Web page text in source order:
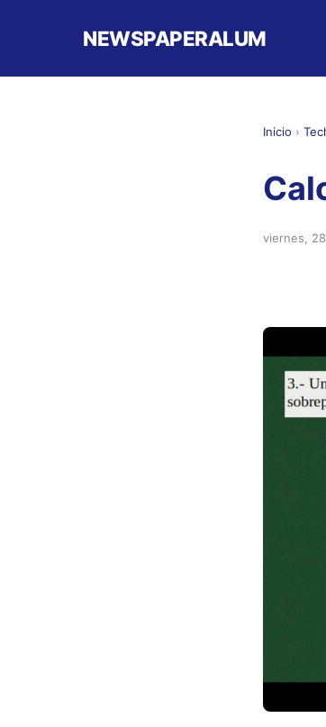
NEWSPAPERALUM
Inicio ›
viernes,